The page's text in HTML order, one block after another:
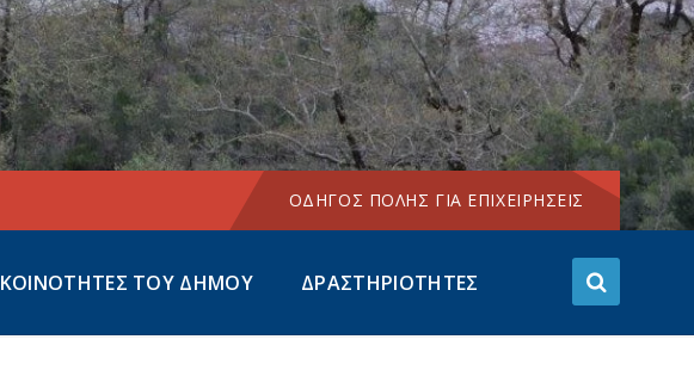
Choose
language:
ΟΔΗΓΟΣ ΠΟΛΗΣ ΓΙΑ ΕΠΙΧΕΙΡΗΣΕΙΣ
ΚΟΙΝΟΤΗΤΕΣ ΤΟΥ ΔΗΜΟΥ ΔΡΑΣΤΗΡΙΟΤΗΤΕΣ